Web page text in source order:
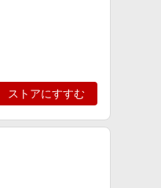
ストアにすすむ